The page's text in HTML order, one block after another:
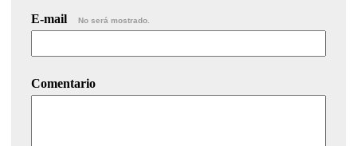
E-mail No será mostrado.
Comentario